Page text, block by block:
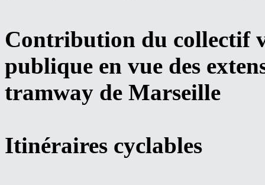
Contribution du collectif
publique en vue des
tramway de Marseille
Itinéraires cyclables